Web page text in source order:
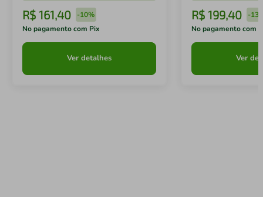
R$ 161,40 -10%
No pagamento com Pix
Ver detalhes
R$ 199,40 -
No pagamento com
Ver